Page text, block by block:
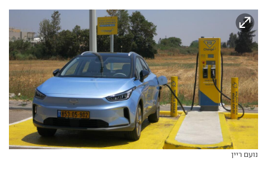
נועם ריין